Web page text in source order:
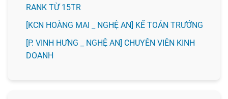
RANK TỪ 15TR
️[KCN HOÀNG MAI _ NGHỆ AN] KẾ TOÁN TRƯỞNG
️[P. VINH HƯNG _ NGHỆ AN] CHUYÊN VIÊN KINH
DOANH